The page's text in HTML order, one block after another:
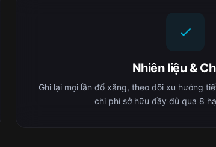
Nhiên liệu &
Ghi lại mọi lần đổ xăng, theo dõi xu hướng
chi phí sở hữu đầy đủ qua 8